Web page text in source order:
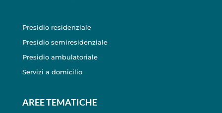
Presidio residenziale
Presidio semiresidenziale
Presidio ambulatoriale
Servizi a domicilio
AREE TEMATICHE